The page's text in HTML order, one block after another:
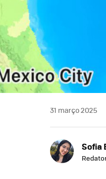
31 março 2025
Sofia